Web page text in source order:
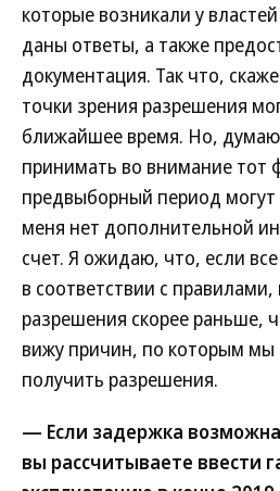
которые возникали у
даны ответы, а также
документация. Так что,
точки зрения разрешения
ближайшее время. Но,
принимать во внимание тот
предвыборный период
меня нет дополнительной
счет. Я ожидаю, что, если
в соответствии с
разрешения скорее раньше,
вижу причин, по которым
получить разрешения.
— Если задержка
вы рассчитываете ввести